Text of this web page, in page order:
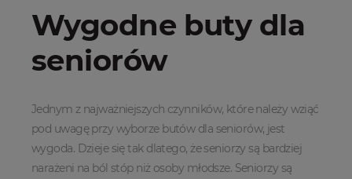
Wygodne buty dla
seniorów
Jednym z najważniejszych czynników, które należy wziąć
pod uwagę przy wyborze butów dla seniorów, jest
wygoda. Dzieje się tak dlatego, że seniorzy są bardziej
narażeni na ból stóp niż osoby młodsze. Seniorzy są